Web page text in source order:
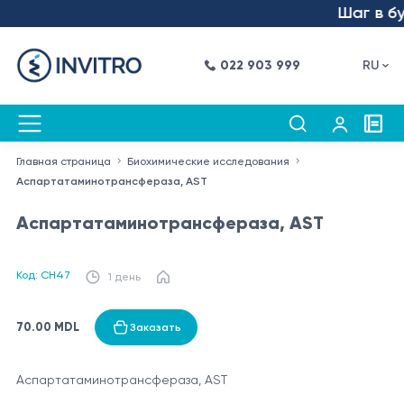
Шаг в
022 903 999 RU
Главная страница
Биохимические исследования
Аспартатаминотрансфераза, AST
Аспартатаминотрансфераза, AST
Код: CH47 1 день
70.00 MDL Заказать
Аспартатаминотрансфераза, AST